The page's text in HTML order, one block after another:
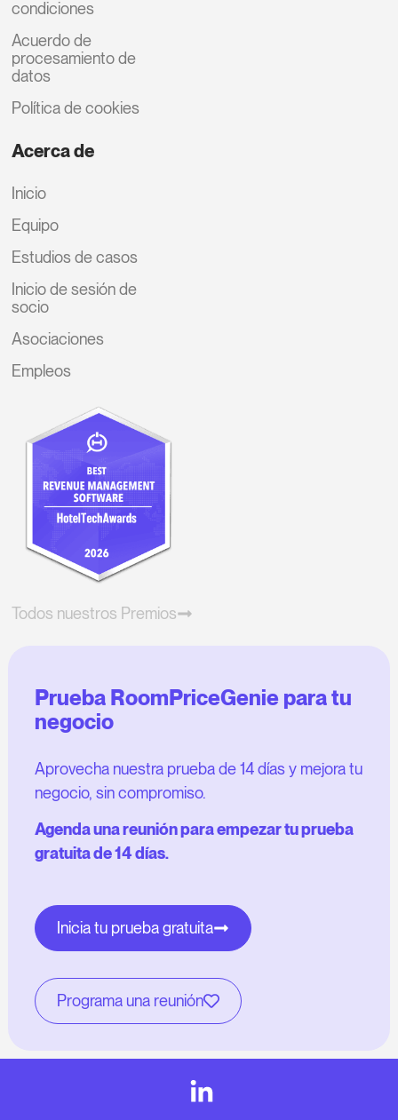
condiciones
Acuerdo de
procesamiento de
datos
Política de cookies
Acerca de
Inicio
Equipo
Estudios de casos
Inicio de sesión de
socio
Asociaciones
Empleos
Todos nuestros Premios
Prueba RoomPriceGenie para tu
negocio
Aprovecha nuestra prueba de 14 días y mejora tu
negocio, sin compromiso.
Agenda una reunión para empezar tu prueba
gratuita de 14 días.
Inicia tu prueba gratuita
Programa una reunión